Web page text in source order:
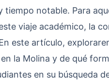
tiempo notable. Para
viaje académico, la
este artículo,
la Molina y de qué
en su búsqueda